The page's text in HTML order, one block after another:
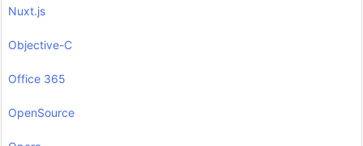
Nuxt.js
Objective-C
Office 365
OpenSource